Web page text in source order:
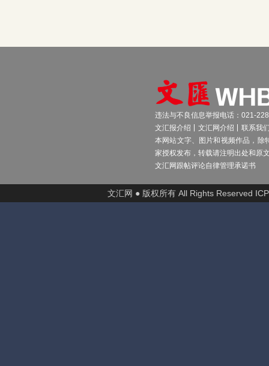
违法与不良信息举报电话：021-
文汇报介绍
文汇网介绍
联系我
本网站文字、图片和视频作品，除
家授权发布，转载请注明出处和原
文汇网跟帖评论自律管理承诺书
文汇网 ● 版权所有 All Rights Reserved